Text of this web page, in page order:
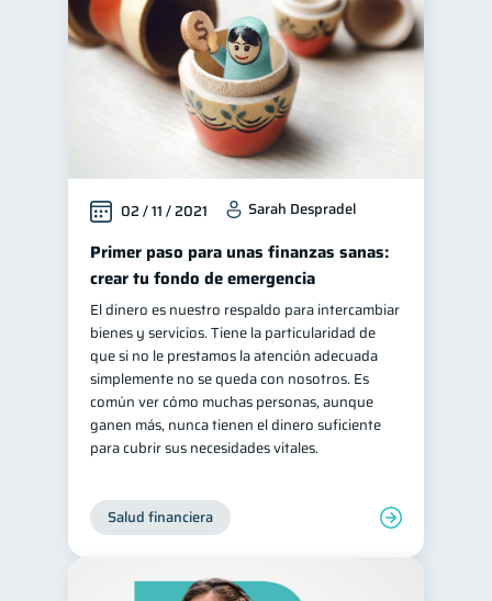
02 / 11 / 2021 Sarah Despradel
Primer paso para unas finanzas sanas:
crear tu fondo de emergencia
El dinero es nuestro respaldo para intercambiar
bienes y servicios. Tiene la particularidad de
que si no le prestamos la atención adecuada
simplemente no se queda con nosotros. Es
común ver cómo muchas personas, aunque
ganen más, nunca tienen el dinero suficiente
para cubrir sus necesidades vitales.
Salud financiera